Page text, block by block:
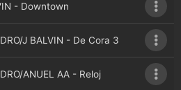
- Downtown
J BALVIN - De Cora 3
ANUEL AA - Reloj